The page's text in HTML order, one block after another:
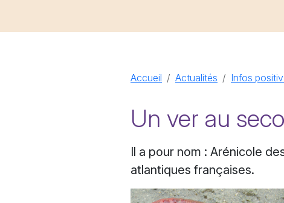
Accueil Actualités Infos
Un ver au
Il a pour nom : Arénicole
atlantiques françaises.